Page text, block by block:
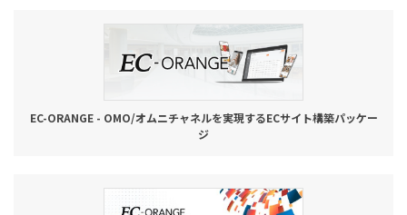
03-6432-0346
お問い合わせ
EC-ORANGE - OMO/オムニチャネルを実現するECサイト構築パッケー
ジ